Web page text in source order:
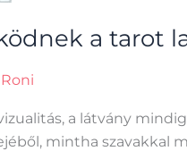
a tarot
Roni
a látvány
mintha szavakkal